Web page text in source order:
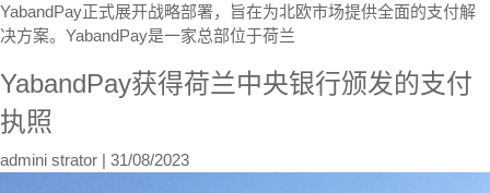
YabandPay正式展开战略部署，旨在为北欧市场提供全面的支付解
决方案。YabandPay是一家总部位于荷兰
YabandPay获得荷兰中央银行颁发的支付
执照
admini strator | 31/08/2023